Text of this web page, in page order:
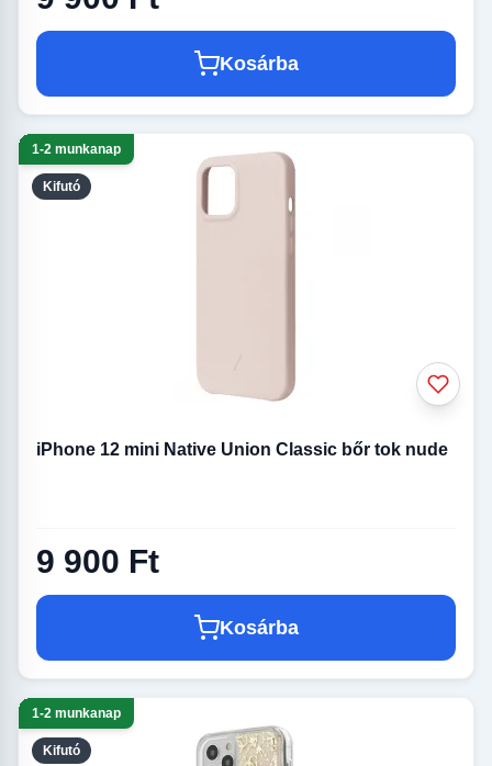
Kosárba
Kifutó
1-2 munkanap
iPhone 12 mini Native Union Classic bőr tok nude
9 900 Ft
Kosárba
Kifutó
1-2 munkanap